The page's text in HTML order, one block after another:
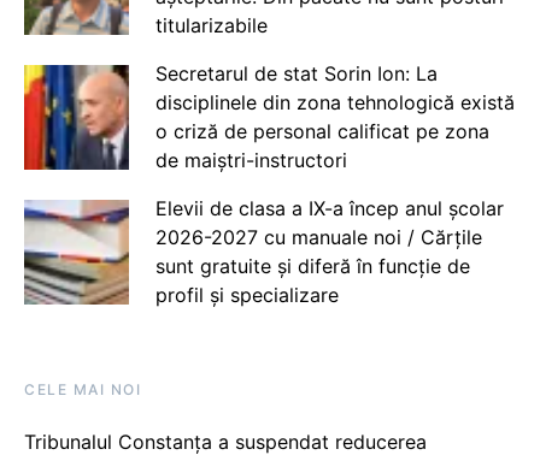
titularizabile
Secretarul de stat Sorin Ion: La
disciplinele din zona tehnologică există
o criză de personal calificat pe zona
de maiștri-instructori
Elevii de clasa a IX-a încep anul școlar
2026-2027 cu manuale noi / Cărțile
sunt gratuite și diferă în funcție de
profil și specializare
CELE MAI NOI
Tribunalul Constanța a suspendat reducerea